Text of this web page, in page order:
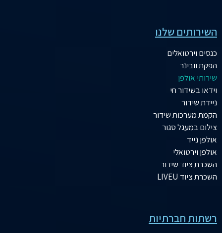
השירותים שלנו
כנסים וירטואלים
הפקת וובינר
שירותי אולפן
וידאו בשידור חי
ניידת שידור
הקמת מערכות שידור
צילום במעגל סגור
אולפן נייד
אולפן וירטואלי
השכרת ציוד שידור
השכרת ציוד LIVEU
רשתות חברתיות